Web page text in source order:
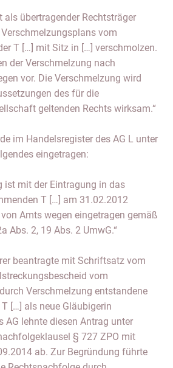
als übertragender Rechtsträger
vom
T […] mit Sitz in […] verschmolzen.
der Verschmelzung nach
vor. Die Verschmelzung wird
des für die
geltenden Rechts wirksam.“
im Handelsregister des AG L unter
eingetragen:
ist mit der Eintragung in das
T […] am 31.02.2012
Amts wegen eingetragen gemäß
Abs. 2, 19 Abs. 2 UmwG.“
beantragte mit Schriftsatz vom
vom
Verschmelzung entstandene
[…] als neue Gläubigerin
AG lehnte diesen Antrag unter
§ 727 ZPO mit
ab. Zur Begründung führte